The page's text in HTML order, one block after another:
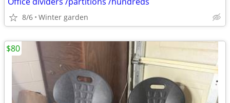
8/6 Winter garden
$80